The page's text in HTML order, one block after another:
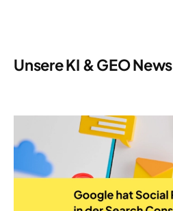
Unsere KI & GEO News